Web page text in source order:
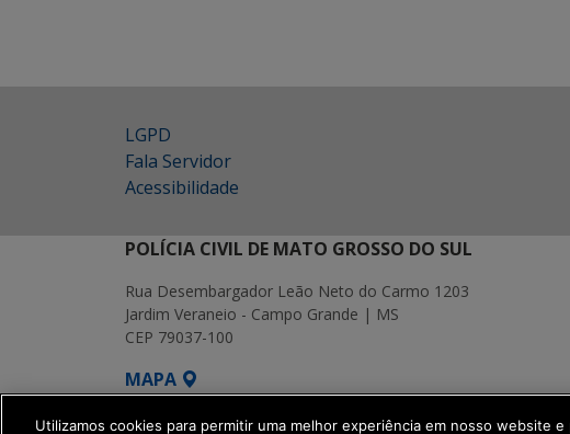
LGPD
Fala Servidor
Acessibilidade
POLÍCIA CIVIL DE MATO GROSSO DO SUL
Rua Desembargador Leão Neto do Carmo 1203
Jardim Veraneio - Campo Grande | MS
CEP 79037-100
MAPA
SETDIG | Secretaria-Executiva de Transformação
Utilizamos cookies para permitir uma melhor experiência em nosso website